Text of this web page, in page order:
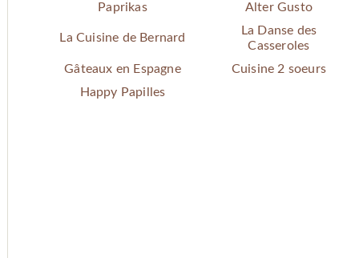
Paprikas
Alter Gusto
La Cuisine de Bernard
La Danse des
Casseroles
Gâteaux en Espagne
Cuisine 2 soeurs
Happy Papilles